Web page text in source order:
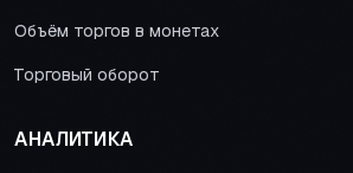
Объём торгов в монетах
Торговый оборот
АНАЛИТИКА